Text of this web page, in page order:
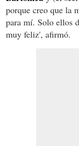
porque creo que la
para mí. Solo ellos
muy feliz', afirmó.